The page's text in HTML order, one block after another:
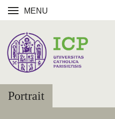
MENU
Portrait